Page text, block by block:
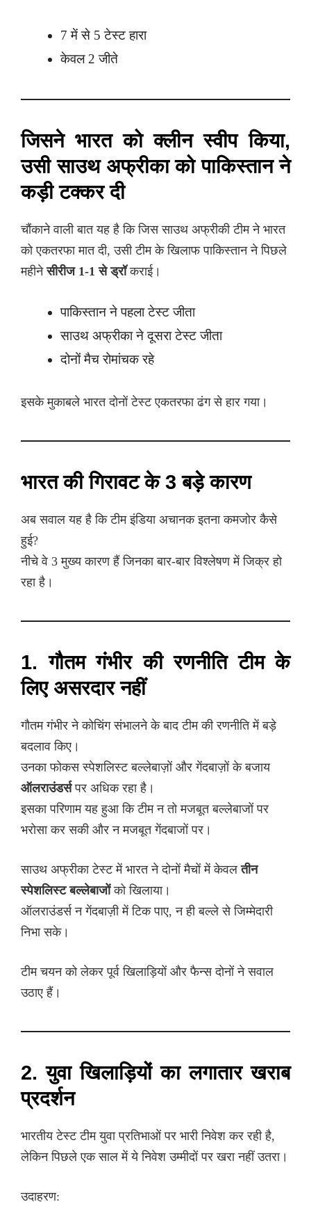
7 में से 5 टेस्ट हारा
केवल 2 जीते
जिसने भारत को क्लीन स्वीप किया,
उसी साउथ अफ्रीका को पाकिस्तान ने
कड़ी टक्कर दी
चौंकाने वाली बात यह है कि जिस साउथ अफ्रीकी टीम ने भारत
को एकतरफा मात दी, उसी टीम के खिलाफ पाकिस्तान ने पिछले
महीनेसीरीज 1-1 से ड्रॉकराई।
पाकिस्तान ने पहला टेस्ट जीता
साउथ अफ्रीका ने दूसरा टेस्ट जीता
दोनों मैच रोमांचक रहे
इसके मुकाबले भारत दोनों टेस्ट एकतरफा ढंग से हार गया।
भारत की गिरावट के 3 बड़े कारण
अब सवाल यह है कि टीम इंडिया अचानक इतना कमजोर कैसे
हुई?
नीचे वे 3 मुख्य कारण हैं जिनका बार-बार विश्लेषण में जिक्र हो
रहा है।
1. गौतम गंभीर की रणनीति टीम के
लिए असरदार नहीं
गौतम गंभीर ने कोचिंग संभालने के बाद टीम की रणनीति में बड़े
बदलाव किए।
उनका फोकस स्पेशलिस्ट बल्लेबाज़ों और गेंदबाज़ों के बजाय
ऑलराउंडर्सपर अधिक रहा है।
इसका परिणाम यह हुआ कि टीम न तो मजबूत बल्लेबाजों पर
भरोसा कर सकी और न मजबूत गेंदबाजों पर।
साउथ अफ्रीका टेस्ट में भारत ने दोनों मैचों में केवलतीन
स्पेशलिस्ट बल्लेबाजोंको खिलाया।
ऑलराउंडर्स न गेंदबाज़ी में टिक पाए, न ही बल्ले से जिम्मेदारी
निभा सके।
टीम चयन को लेकर पूर्व खिलाड़ियों और फैन्स दोनों ने सवाल
उठाए हैं।
2. युवा खिलाड़ियों का लगातार खराब
प्रदर्शन
भारतीय टेस्ट टीम युवा प्रतिभाओं पर भारी निवेश कर रही है,
लेकिन पिछले एक साल में ये निवेश उम्मीदों पर खरा नहीं उतरा।
उदाहरण: